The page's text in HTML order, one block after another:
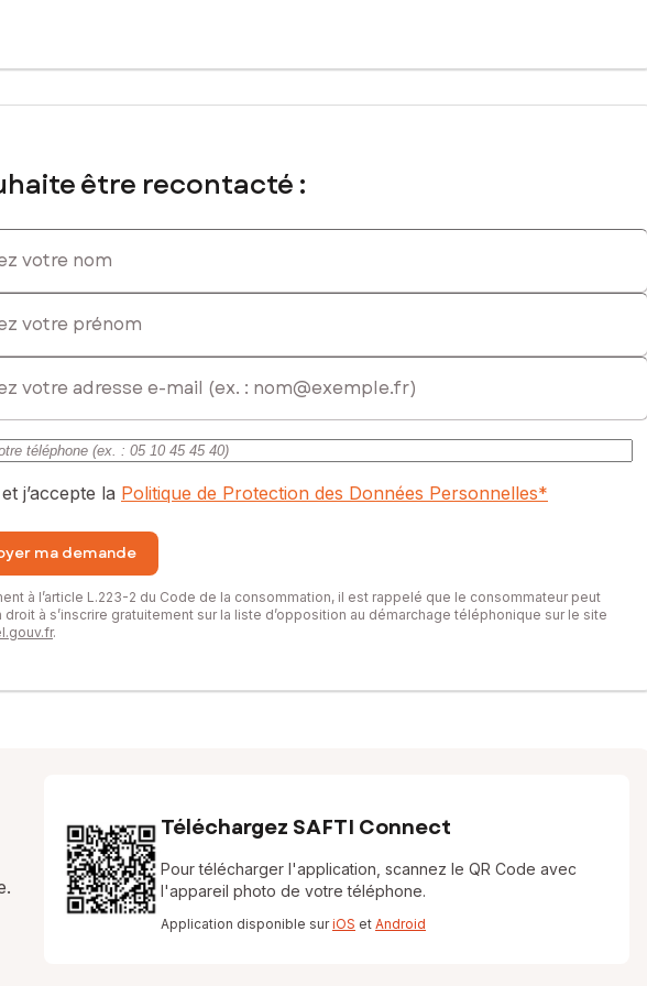
être recontacté :
nom
prénom
j’accepte la Politique de Protection des Données Personnelles*
ma demande
à l’article L.223-2 du Code de la consommation, il est rappelé que le consommateur peut
droit à s’inscrire gratuitement sur la liste d’opposition au démarchage téléphonique sur le site
.
Téléchargez SAFTI Connect
Pour télécharger l'application, scannez le QR Code avec
l'appareil photo de votre téléphone.
Application disponible suriOS et Android